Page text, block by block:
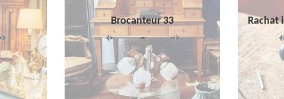
Brocanteur 33 Rachat